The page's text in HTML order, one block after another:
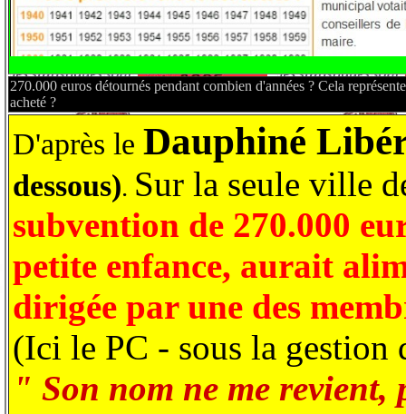
270.000 euros détournés pendant combien d'années ? Cela
acheté ?
D'après le Dauphiné
dessous). Sur la seule ville
subvention de 270.000
petite enfance, aurait
dirigée par une des
(Ici le PC - sous la gestion
" Son nom ne me revient,